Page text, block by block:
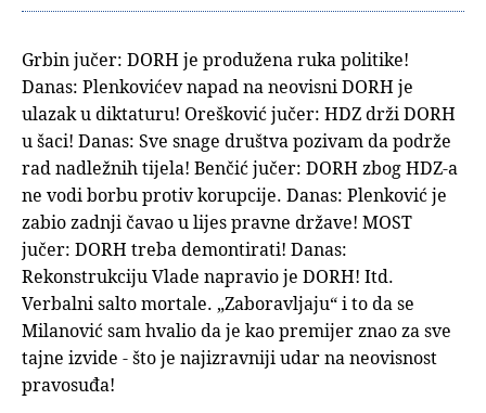
Grbin jučer: DORH je produžena ruka politike!
Danas: Plenkovićev napad na neovisni DORH je
ulazak u diktaturu! Orešković jučer: HDZ drži DORH
u šaci! Danas: Sve snage društva pozivam da podrže
rad nadležnih tijela! Benčić jučer: DORH zbog HDZ-a
ne vodi borbu protiv korupcije. Danas: Plenković je
zabio zadnji čavao u lijes pravne države! MOST
jučer: DORH treba demontirati! Danas:
Rekonstrukciju Vlade napravio je DORH! Itd.
Verbalni salto mortale. „Zaboravljaju“ i to da se
Milanović sam hvalio da je kao premijer znao za sve
tajne izvide - što je najizravniji udar na neovisnost
pravosuđa!